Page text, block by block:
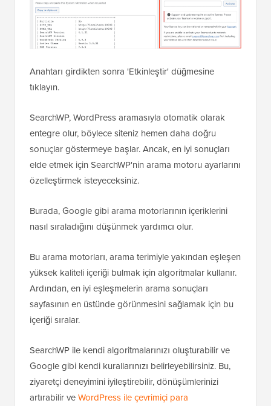
Anahtarı girdikten sonra 'Etkinleştir' düğmesine
tıklayın.
SearchWP, WordPress aramasıyla otomatik olarak
entegre olur, böylece siteniz hemen daha doğru
sonuçlar göstermeye başlar. Ancak, en iyi sonuçları
elde etmek için SearchWP'nin arama motoru ayarlarını
özelleştirmek isteyeceksiniz.
Burada, Google gibi arama motorlarının içeriklerini
nasıl sıraladığını düşünmek yardımcı olur.
Bu arama motorları, arama terimiyle yakından eşleşen
yüksek kaliteli içeriği bulmak için algoritmalar kullanır.
Ardından, en iyi eşleşmelerin arama sonuçları
sayfasının en üstünde görünmesini sağlamak için bu
içeriği sıralar.
SearchWP ile kendi algoritmalarınızı oluşturabilir ve
Google gibi kendi kurallarınızı belirleyebilirsiniz. Bu,
ziyaretçi deneyimini iyileştirebilir, dönüşümlerinizi
artırabilir veWordPress ile çevrimiçi para